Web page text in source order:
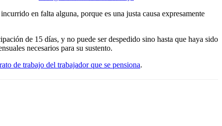
en falta alguna, porque es una justa causa expresamente
de 15 días, y no puede ser despedido sino hasta que haya sido
necesarios para su sustento.
de trabajo del trabajador que se pensiona.